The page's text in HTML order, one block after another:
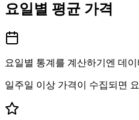
요일별 평균 가격
요일별 통계를 계산하기엔 데
일주일 이상 가격이 수집되면